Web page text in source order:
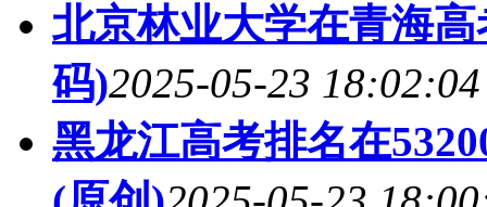
北京林业大学在青海
码)2025-05-23 18:02:04
黑龙江高考排名在